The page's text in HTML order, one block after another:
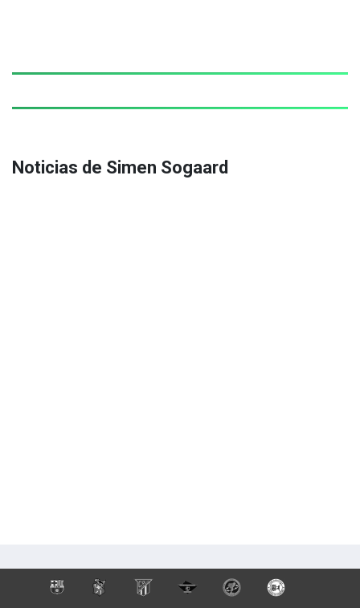
Noticias de Simen Sogaard